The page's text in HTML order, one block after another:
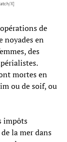
X]
de
noyades en
des
mortes en
ou de soif, ou
impôts
la mer dans